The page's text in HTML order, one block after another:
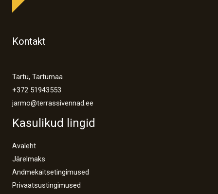
Kontakt
Tartu, Tartumaa
+372 51943553
jarmo@terrassivennad.ee
Kasulikud lingid
Avaleht
Järelmaks
Andmekaitsetingimused
Privaatsustingimused